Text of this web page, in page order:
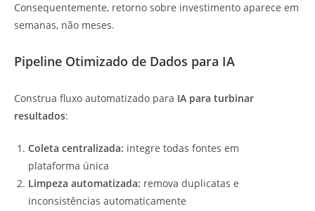
Consequentemente, retorno sobre investimento aparece em
semanas, não meses.
Pipeline Otimizado de Dados para IA
Construa fluxo automatizado para IA para turbinar
resultados:
Coleta centralizada: integre todas fontes em
plataforma única
Limpeza automatizada: remova duplicatas e
inconsistências automaticamente